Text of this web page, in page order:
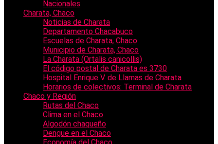
Nacionales
Charata, Chaco
Noticias de Charata
Departamento Chacabuco
Escuelas de Charata, Chaco
Municipio de Charata, Chaco
La Charata (Ortalis canicollis)
El código postal de Charata es 3730
Hospital Enrique V. de Llamas de Charata
Horarios de colectivos: Terminal de Charata
Chaco y Región
Rutas del Chaco
Clima en el Chaco
Algodón chaqueño
Dengue en el Chaco